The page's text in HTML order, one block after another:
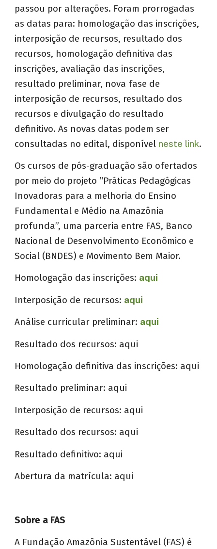
passou por alterações. Foram prorrogadas
as datas para: homologação das inscrições,
interposição de recursos, resultado dos
recursos, homologação definitiva das
inscrições, avaliação das inscrições,
resultado preliminar, nova fase de
interposição de recursos, resultado dos
recursos e divulgação do resultado
definitivo. As novas datas podem ser
consultadas no edital, disponível neste link.
Os cursos de pós-graduação são ofertados
por meio do projeto “Práticas Pedagógicas
Inovadoras para a melhoria do Ensino
Fundamental e Médio na Amazônia
profunda”, uma parceria entre FAS, Banco
Nacional de Desenvolvimento Econômico e
Social (BNDES) e Movimento Bem Maior.
Homologação das inscrições: aqui
Interposição de recursos: aqui
Análise curricular preliminar: aqui
Resultado dos recursos: aqui
Homologação definitiva das inscrições: aqui
Resultado preliminar: aqui
Interposição de recursos: aqui
Resultado dos recursos: aqui
Resultado definitivo: aqui
Abertura da matrícula: aqui
Sobre a FAS
A Fundação Amazônia Sustentável (FAS) é